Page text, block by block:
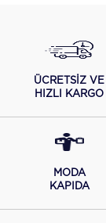
ÜCRETSİZ VE
HIZLI KARGO
MODA
KAPIDA